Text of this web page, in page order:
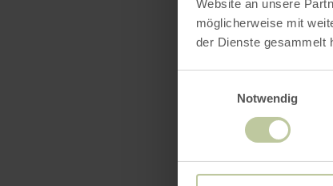
Website an unsere
möglicherweise mit
der Dienste gesammelt
Notwendig